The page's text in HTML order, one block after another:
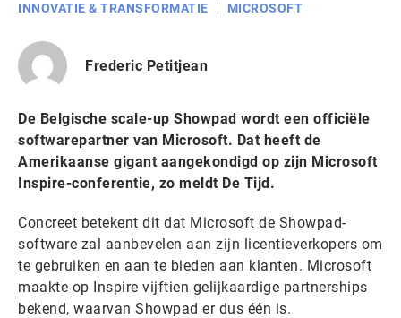
INNOVATIE & TRANSFORMATIE
MICROSOFT
Frederic Petitjean
De Belgische scale-up Showpad wordt een officiële
softwarepartner van Microsoft. Dat heeft de
Amerikaanse gigant aangekondigd op zijn Microsoft
Inspire-conferentie, zo meldt De Tijd.
Concreet betekent dit dat Microsoft de Showpad-
software zal aanbevelen aan zijn licentieverkopers om
te gebruiken en aan te bieden aan klanten. Microsoft
maakte op Inspire vijftien gelijkaardige partnerships
bekend, waarvan Showpad er dus één is.